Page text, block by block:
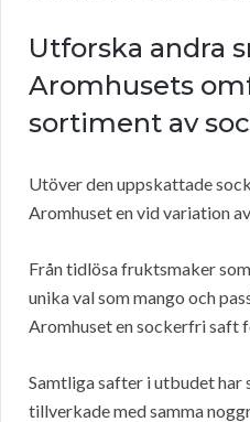
Utforska andra
Aromhusets
sortiment av
Utöver den uppskattade
Aromhuset en vid variation
Från tidlösa fruktsmaker
unika val som mango och
Aromhuset en sockerfri saft
Samtliga safter i utbudet har
tillverkade med samma